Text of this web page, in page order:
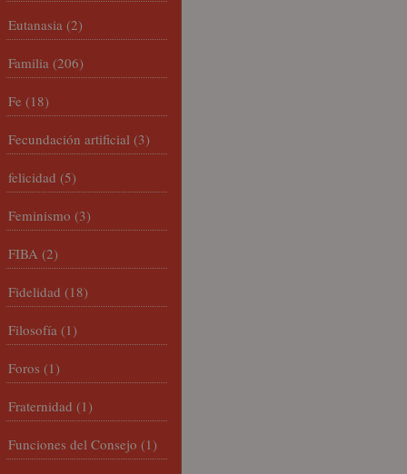
Eutanasia (2)
Familia (206)
Fe (18)
Fecundación artificial (3)
felicidad (5)
Feminismo (3)
FIBA (2)
Fidelidad (18)
Filosofía (1)
Foros (1)
Fraternidad (1)
Funciones del Consejo (1)